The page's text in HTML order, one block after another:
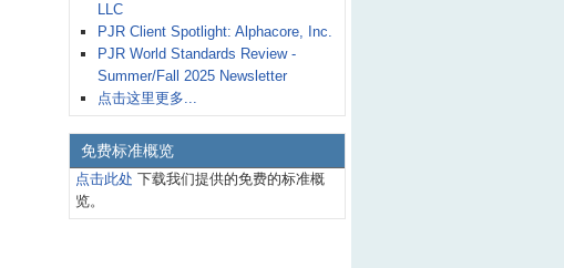
LLC
PJR Client Spotlight: Alphacore, Inc.
PJR World Standards Review -
Summer/Fall 2025 Newsletter
点击这里更多...
免费标准概览
点击此处 下载我们提供的免费的标准概
览。